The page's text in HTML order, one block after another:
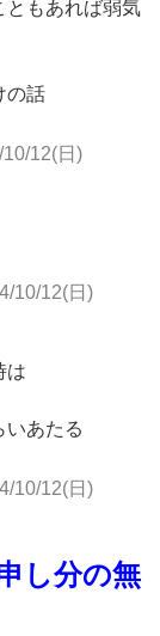
ともあれば弱気
の話
10/12(日)
10/12(日)
は
いあたる
10/12(日)
し分の無